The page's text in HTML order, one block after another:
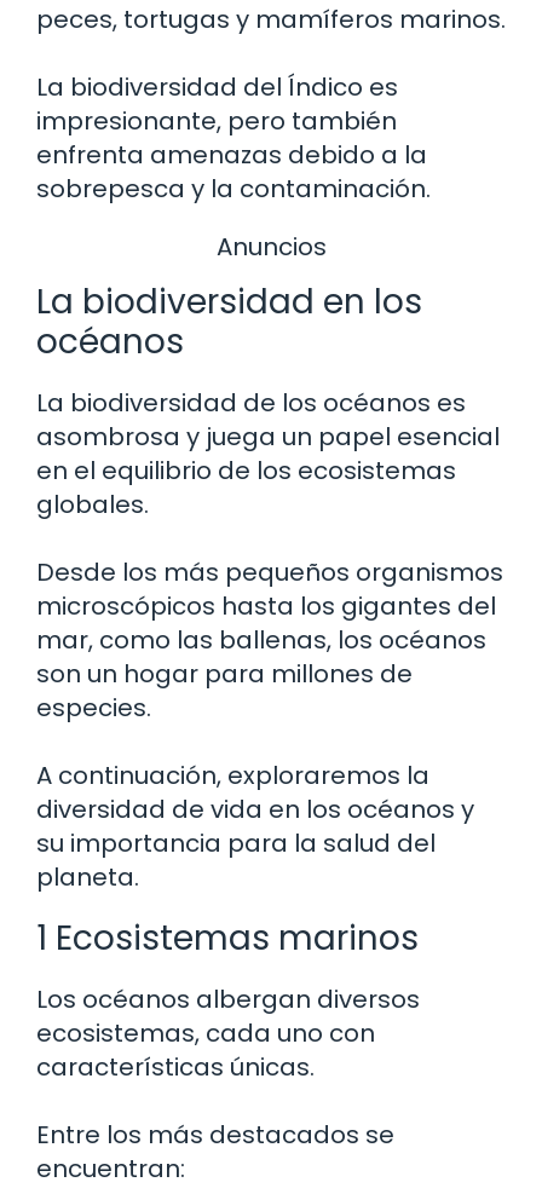
peces, tortugas y mamíferos marinos.
La biodiversidad del Índico es
impresionante, pero también
enfrenta amenazas debido a la
sobrepesca y la contaminación.
Anuncios
La biodiversidad en los
océanos
La biodiversidad de los océanos es
asombrosa y juega un papel esencial
en el equilibrio de los ecosistemas
globales.
Desde los más pequeños organismos
microscópicos hasta los gigantes del
mar, como las ballenas, los océanos
son un hogar para millones de
especies.
A continuación, exploraremos la
diversidad de vida en los océanos y
su importancia para la salud del
planeta.
1 Ecosistemas marinos
Los océanos albergan diversos
ecosistemas, cada uno con
características únicas.
Entre los más destacados se
encuentran: